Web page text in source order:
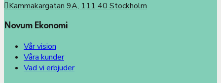
Kammakargatan 9A, 111 40 Stockholm
Novum Ekonomi
Vår vision
Våra kunder
Vad vi erbjuder